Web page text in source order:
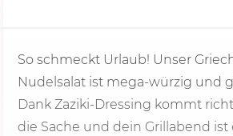
So schmeckt Urlaub! Unser
Nudelsalat ist mega-würzig und
Dank Zaziki-Dressing kommt
die Sache und dein Grillabend ist